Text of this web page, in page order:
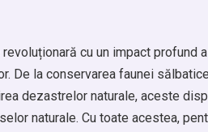
cu un impact profund
De la conservarea faunei
dezastrelor naturale, aceste
naturale. Cu toate acestea,